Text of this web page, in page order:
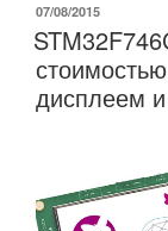
ОПУБЛИКОВАНО
07/08/2015
дисплеем